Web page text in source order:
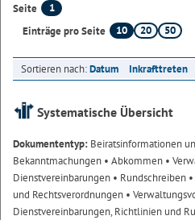
Seite
1
Einträge pro Seite
10 20 50
Sortieren nach:Datum Inkrafttreten
Systematische Übersicht
Dokumententyp: Beiratsinformationen
Bekanntmachungen • Abkommen •
Dienstvereinbarungen • Rundschreiben
und Rechtsverordnungen •
Dienstvereinbarungen, Richtlinien und